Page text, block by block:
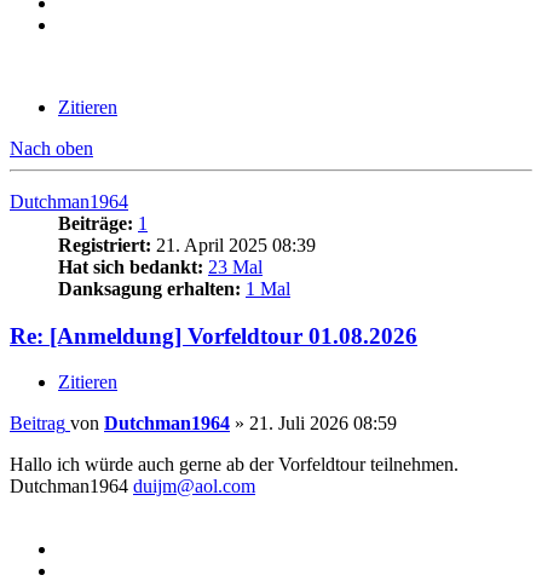
Zitieren
Nach oben
Dutchman1964
Beiträge: 1
Registriert: 21. April 2025 08:39
Hat sich bedankt: 23 Mal
Danksagung erhalten: 1 Mal
Re: [Anmeldung] Vorfeldtour 01.08.2026
Zitieren
Beitrag von Dutchman1964 » 21. Juli 2026 08:59
Hallo ich würde auch gerne ab der Vorfeldtour teilnehmen.
Dutchman1964 duijm@aol.com